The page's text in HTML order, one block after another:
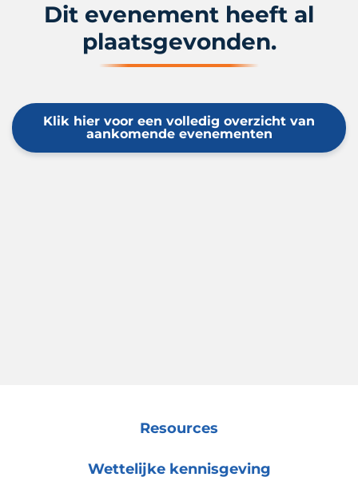
Dit evenement heeft al
plaatsgevonden.
Klik hier voor een volledig overzicht van
aankomende evenementen
Resources
Wettelijke kennisgeving